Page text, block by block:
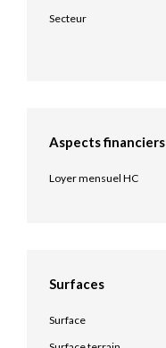
Secteur
Aspects financiers
Loyer mensuel HC
Surfaces
Surface